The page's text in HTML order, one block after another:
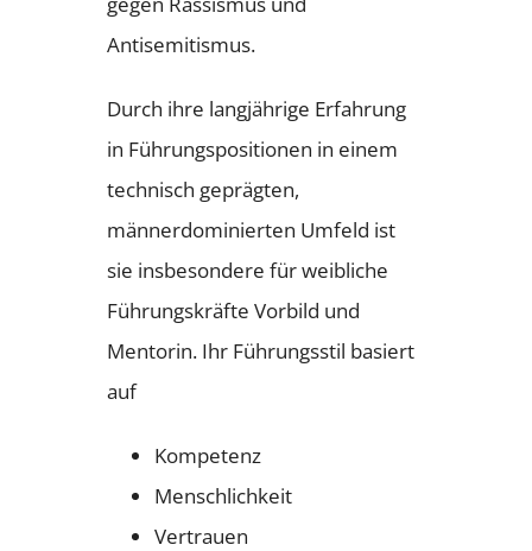
Antisemitismus.
Durch ihre langjährige Erfahrung
in Führungspositionen in einem
technisch geprägten,
männerdominierten Umfeld ist
sie insbesondere für weibliche
Führungskräfte Vorbild und
Mentorin. Ihr Führungsstil basiert
auf
Kompetenz
Menschlichkeit
Vertrauen